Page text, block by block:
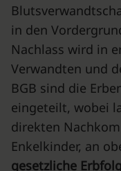
in den
Nachlass wird in
Verwandten und
BGB sind die
eingeteilt, wobei
direkten
Enkelkinder, an
gesetzliche